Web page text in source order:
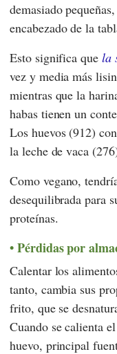
demasiado
encabezado de la
Esto significa que la
vez y media más
mientras que la
habas tienen un
Los huevos (912)
la leche de vaca
Como vegano,
desequilibrada para
proteínas.
Pérdidas por
Calentar los
tanto, cambia sus
frito, que se
Cuando se calienta
huevo, principal